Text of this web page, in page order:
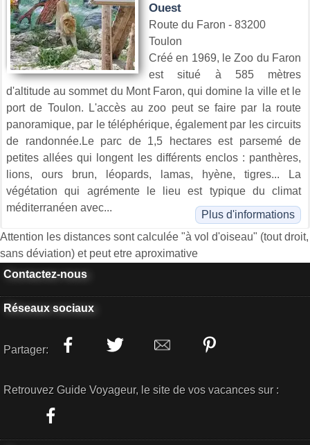
Ouest
Route du Faron - 83200
Toulon
Créé en 1969, le Zoo du Faron
est situé à 585 mètres
d'altitude au sommet du Mont Faron, qui domine la ville et le
port de Toulon. L'accès au zoo peut se faire par la route
panoramique, par le téléphérique, également par les circuits
de randonnée.Le parc de 1,5 hectares est parsemé de
petites allées qui longent les différents enclos : panthères,
lions, ours brun, léopards, lamas, hyène, tigres... La
végétation qui agrémente le lieu est typique du climat
méditerranéen avec...
Plus d'informations
Attention les distances sont calculée "à vol d'oiseau" (tout droit,
sans déviation) et peut etre aproximative
Contactez-nous
Réseaux sociaux
Partager:
Retrouvez Guide Voyageur, le site de vos vacances sur :